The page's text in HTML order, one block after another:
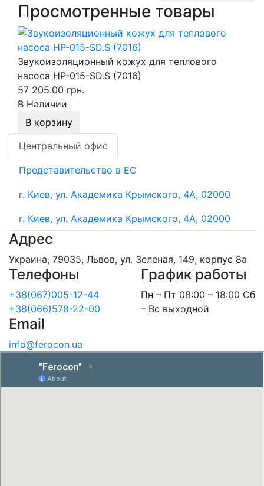
Просмотренные товары
Звукоизоляционный кожух для теплового
насоса HP-015-SD.S (7016)
57 205.00 грн.
В Наличии
В корзину
Центральный офис
Представительство в ЕС
г. Киев, ул. Академика Крымского, 4А, 02000
г. Киев, ул. Академика Крымского, 4А, 02000
Адрес
Украина, 79035, Львов, ул. Зеленая, 149, корпус 8а
Телефоны
+38(067)005-12-44
+38(066)578-22-00
График работы
Пн – Пт 08:00 – 18:00 Сб
– Вс выходной
Email
info@ferocon.ua